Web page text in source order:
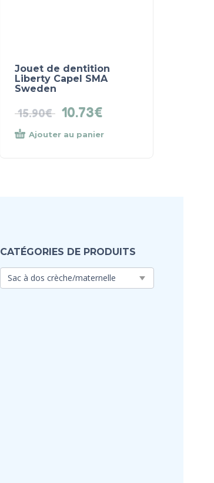
Jouet de dentition
Liberty Capel SMA
Sweden
15.90€ 10.73€
Ajouter au panier
CATÉGORIES DE PRODUITS